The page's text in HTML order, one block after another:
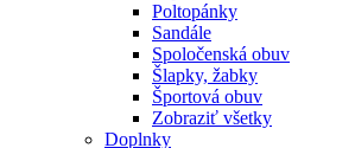
Poltopánky
Sandále
Spoločenská obuv
Šlapky, žabky
Športová obuv
Zobraziť všetky
Doplnky